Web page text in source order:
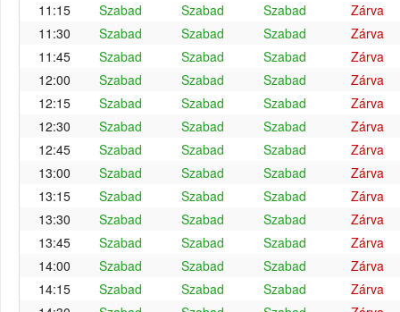
11:15
Szabad Szabad Szabad
Zárva
11:30
Szabad Szabad Szabad
Zárva
11:45
Szabad Szabad Szabad
Zárva
12:00
Szabad Szabad Szabad
Zárva
12:15
Szabad Szabad Szabad
Zárva
12:30
Szabad Szabad Szabad
Zárva
12:45
Szabad Szabad Szabad
Zárva
13:00
Szabad Szabad Szabad
Zárva
13:15
Szabad Szabad Szabad
Zárva
13:30
Szabad Szabad Szabad
Zárva
13:45
Szabad Szabad Szabad
Zárva
14:00
Szabad Szabad Szabad
Zárva
14:15
Szabad Szabad Szabad
Zárva